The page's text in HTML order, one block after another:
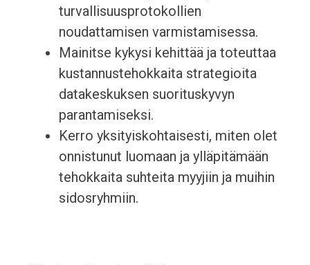
turvallisuusprotokollien
noudattamisen varmistamisessa.
Mainitse kykysi kehittää ja toteuttaa
kustannustehokkaita strategioita
datakeskuksen suorituskyvyn
parantamiseksi.
Kerro yksityiskohtaisesti, miten olet
onnistunut luomaan ja ylläpitämään
tehokkaita suhteita myyjiin ja muihin
sidosryhmiin.